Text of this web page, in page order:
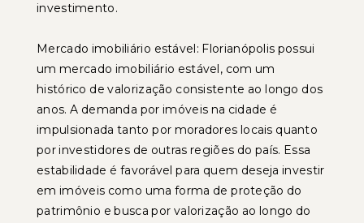
investimento.
Mercado imobiliário estável: Florianópolis possui
um mercado imobiliário estável, com um
histórico de valorização consistente ao longo dos
anos. A demanda por imóveis na cidade é
impulsionada tanto por moradores locais quanto
por investidores de outras regiões do país. Essa
estabilidade é favorável para quem deseja investir
em imóveis como uma forma de proteção do
patrimônio e busca por valorização ao longo do